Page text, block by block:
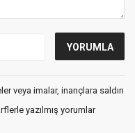
veya imalar, inançlara saldırı
yazılmış yorumlar